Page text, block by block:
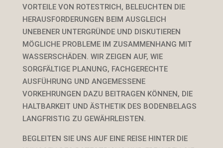
VORTEILE VON ROTESTRICH, BELEUCHTEN DIE
HERAUSFORDERUNGEN BEIM AUSGLEICH
UNEBENER UNTERGRÜNDE UND DISKUTIEREN
MÖGLICHE PROBLEME IM ZUSAMMENHANG MIT
WASSERSCHÄDEN. WIR ZEIGEN AUF, WIE
SORGFÄLTIGE PLANUNG, FACHGERECHTE
AUSFÜHRUNG UND ANGEMESSENE
VORKEHRUNGEN DAZU BEITRAGEN KÖNNEN, DIE
HALTBARKEIT UND ÄSTHETIK DES BODENBELAGS
LANGFRISTIG ZU GEWÄHRLEISTEN.
BEGLEITEN SIE UNS AUF EINE REISE HINTER DIE